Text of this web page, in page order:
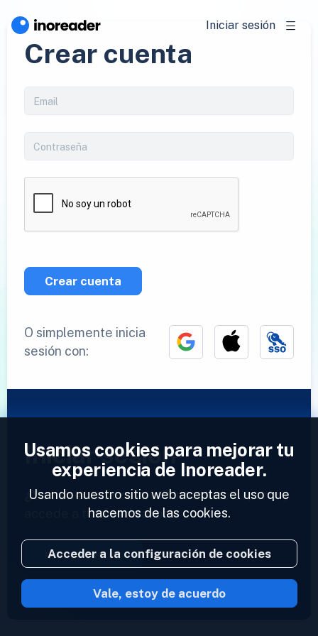
Iniciar sesión
Crear cuenta
Crear cuenta
O simplemente inicia
sesión con:
Iniciar sesión
¿Ya tienes una cuenta?Introduce tu perfil y
accede a tus feeds ahora.
Iniciar sesión
2023 © Inoreader
Usamos cookies para mejorar tu
experiencia de Inoreader.
Usando nuestro sitio web aceptas el uso que
hacemos de las cookies.
Acceder a la configuración de cookies
Vale, estoy de acuerdo